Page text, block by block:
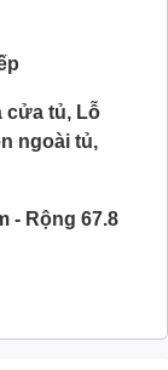
cửa tủ, Lỗ
ngoài tủ,
- Rộng 67.8